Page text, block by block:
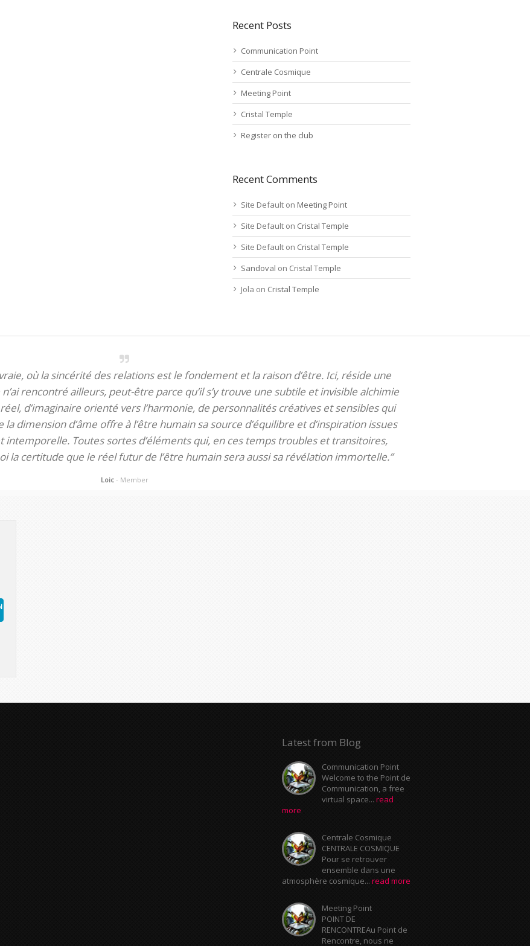
Recent Posts
Communication Point
Centrale Cosmique
Meeting Point
Cristal Temple
Register on the club
Recent Comments
Site Default on Meeting Point
Site Default on Cristal Temple
Site Default on Cristal Temple
Sandoval on Cristal Temple
Jola on Cristal Temple
où la sincérité des relations est le fondement et la raison d’être. Ici, réside une
rencontré ailleurs, peut-être parce qu’il s’y trouve une subtile et invisible alchimie
d’imaginaire orienté vers l’harmonie, de personnalités créatives et sensibles qui
dimension d’âme offre à l’être humain sa source d’équilibre et d’inspiration issues
intemporelle. Toutes sortes d’éléments qui, en ces temps troubles et transitoires,
certitude que le réel futur de l’être humain sera aussi sa révélation immortelle.”
Loic - Member
Latest from Blog
Communication Point
Welcome to the Point de
Communication, a free
virtual space... read
more
Centrale Cosmique
CENTRALE COSMIQUE
Pour se retrouver
ensemble dans une
atmosphère cosmique... read more
Meeting Point
POINT DE
RENCONTREAu Point de
Rencontre, nous ne